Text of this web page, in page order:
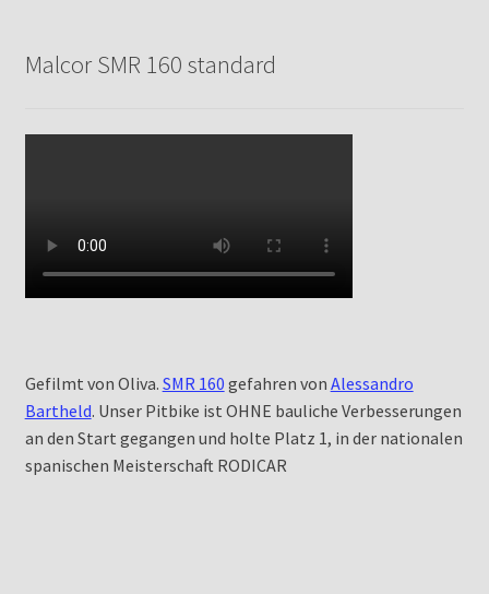
Malcor SMR 160 standard
Gefilmt von Oliva. SMR 160 gefahren von Alessandro
Bartheld. Unser Pitbike ist OHNE bauliche Verbesserungen
an den Start gegangen und holte Platz 1, in der nationalen
spanischen Meisterschaft RODICAR